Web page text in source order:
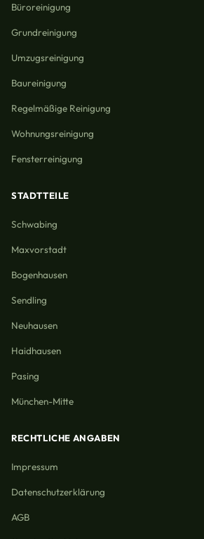
Büroreinigung
Grundreinigung
Umzugsreinigung
Baureinigung
Regelmäßige Reinigung
Wohnungsreinigung
Fensterreinigung
STADTTEILE
Schwabing
Maxvorstadt
Bogenhausen
Sendling
Neuhausen
Haidhausen
Pasing
München-Mitte
RECHTLICHE ANGABEN
Impressum
Datenschutzerklärung
AGB